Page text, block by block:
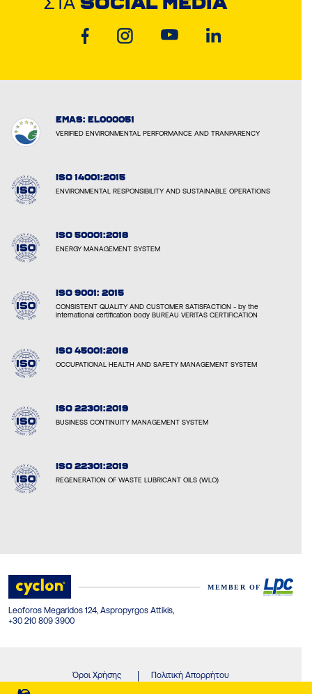
EMAS: EL000051
VERIFIED ENVIRONMENTAL PERFORMANCE AND TRANPARENCY
ISO 14001:2015
ENVIRONMENTAL RESPONSIBILITY AND SUSTAINABLE OPERATIONS
ISO 50001:2018
ENERGY MANAGEMENT SYSTEM
ISO 9001: 2015
CONSISTENT QUALITY AND CUSTOMER SATISFACTION - by the
international certification body BUREAU VERITAS CERTIFICATION
ISO 45001:2018
OCCUPATIONAL HEALTH AND SAFETY MANAGEMENT SYSTEM
ISO 22301:2019
BUSINESS CONTINUITY MANAGEMENT SYSTEM
ISO 22301:2019
REGENERATION OF WASTE LUBRICANT OILS (WLO)
Leoforos Megaridos 124, Aspropyrgos Attikis,
+30 210 809 3900
Όροι Χρήσης Πολιτική Απορρήτου